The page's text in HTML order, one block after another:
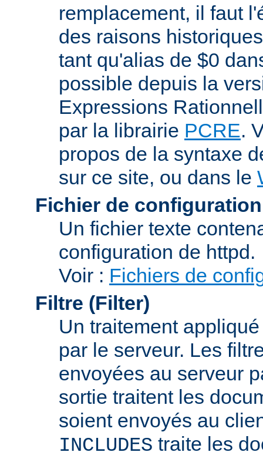
remplacement, il faut
des raisons
tant qu'alias de $0
possible depuis la
Expressions
par la librairie PCRE.
propos de la syntaxe
sur ce site, ou dans le
Fichier de
Un fichier texte
configuration de httpd.
Voir : Fichiers de
Filtre (Filter)
Un traitement
par le serveur. Les
envoyées au serveur
sortie traitent les
soient envoyés au
INCLUDES traite les